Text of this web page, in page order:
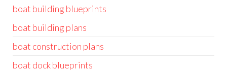
boat building blueprints
boat building plans
boat construction plans
boat dock blueprints